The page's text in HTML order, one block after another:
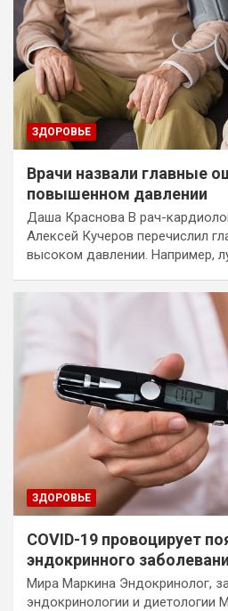
ЗДОРОВЬЕ
Врачи назвали главные
повышенном давлении
Даша Краснова В рач-
Алексей Кучеров перечислил
высоком давлении. Например,
ЗДОРОВЬЕ
COVID-19 провоцирует
эндокринного
Мира Маркина Эндокринолог,
эндокринологии и диетологии